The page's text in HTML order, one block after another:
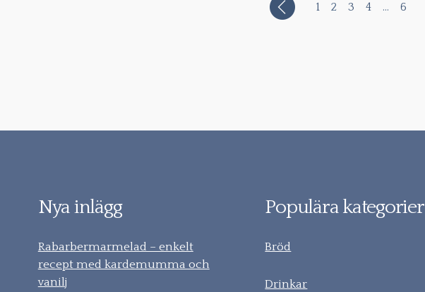
1 2 3 4 … 6
Nya inlägg
Rabarbermarmelad – enkelt
recept med kardemumma och
vanilj
Populära kategorier
Bröd
Drinkar